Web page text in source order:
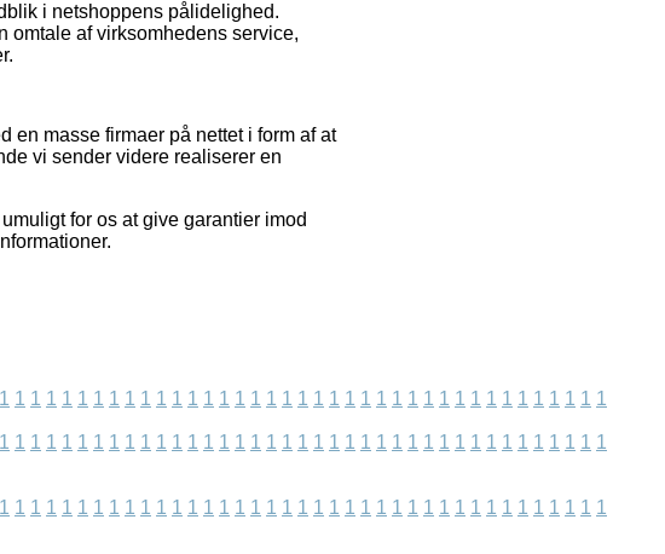
i netshoppens pålidelighed.
omtale af virksomhedens service,
en masse firmaer på nettet i form af at
vi sender videre realiserer en
for os at give garantier imod
1 1 1 1 1 1 1 1 1 1 1 1 1 1 1 1 1 1 1 1 1 1 1 1 1 1 1 1 1 1 1 1 1 1 1 1 1 1 1
1 1 1 1 1 1 1 1 1 1 1 1 1 1 1 1 1 1 1 1 1 1 1 1 1 1 1 1 1 1 1 1 1 1 1 1 1 1 1
1 1 1 1 1 1 1 1 1 1 1 1 1 1 1 1 1 1 1 1 1 1 1 1 1 1 1 1 1 1 1 1 1 1 1 1 1 1 1